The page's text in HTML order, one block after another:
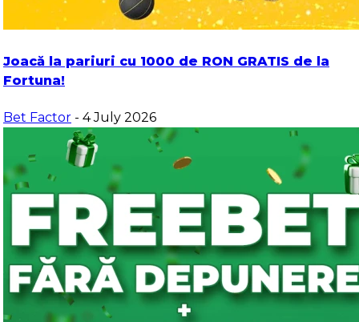
Joacă la pariuri cu 1000 de RON GRATIS de la
Fortuna!
Bet Factor - 4 July 2026